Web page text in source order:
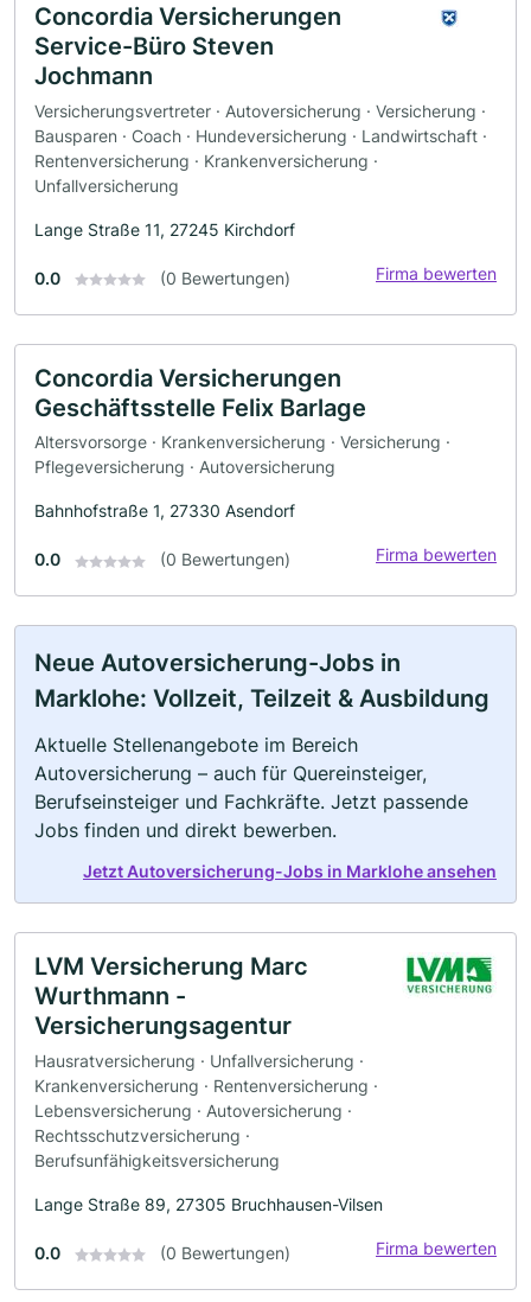
Concordia Versicherungen
Service-Büro Steven
Jochmann
Versicherungsvertreter · Autoversicherung · Versicherung ·
Bausparen · Coach · Hundeversicherung · Landwirtschaft ·
Rentenversicherung · Krankenversicherung ·
Unfallversicherung
Lange Straße 11, 27245 Kirchdorf
0.0 (0 Bewertungen) Firma bewerten
Concordia Versicherungen
Geschäftsstelle Felix Barlage
Altersvorsorge · Krankenversicherung · Versicherung ·
Pflegeversicherung · Autoversicherung
Bahnhofstraße 1, 27330 Asendorf
0.0 (0 Bewertungen) Firma bewerten
Neue Autoversicherung-Jobs in
Marklohe: Vollzeit, Teilzeit & Ausbildung
Aktuelle Stellenangebote im Bereich
Autoversicherung – auch für Quereinsteiger,
Berufseinsteiger und Fachkräfte. Jetzt passende
Jobs finden und direkt bewerben.
Jetzt Autoversicherung-Jobs in Marklohe ansehen
LVM Versicherung Marc
Wurthmann -
Versicherungsagentur
Hausratversicherung · Unfallversicherung ·
Krankenversicherung · Rentenversicherung ·
Lebensversicherung · Autoversicherung ·
Rechtsschutzversicherung ·
Berufsunfähigkeitsversicherung
Lange Straße 89, 27305 Bruchhausen-Vilsen
0.0 (0 Bewertungen) Firma bewerten